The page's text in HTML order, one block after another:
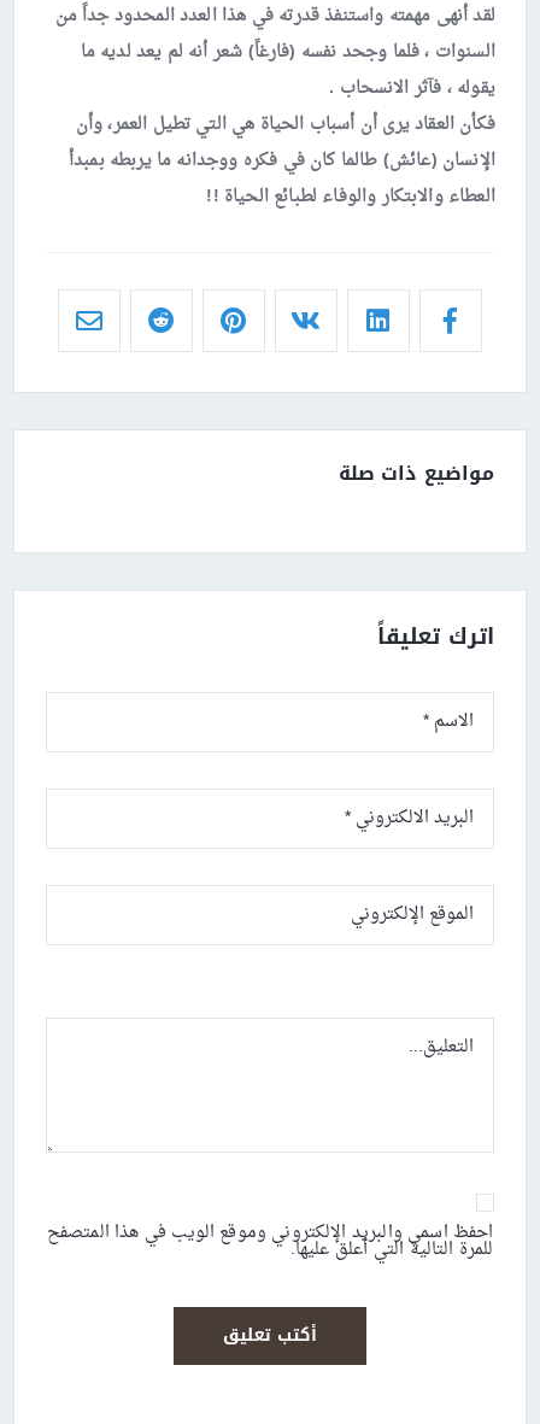
لقد أنهى مهمته واستنفذ قدرته في هذا العدد المحدود جداً من
السنوات ، فلما وجحد نفسه (فارغاً) شعر أنه لم يعد لديه ما
يقوله ، فآثر الانسحاب .
فكأن العقاد يرى أن أسباب الحياة هي التي تطيل العمر، وأن
الإنسان (عائش) طالما كان في فكره ووجدانه ما يربطه بمبدأ
العطاء والابتكار والوفاء لطبائع الحياة !!
مواضيع ذات صلة
اترك تعليقاً
احفظ اسمي والبريد الإلكتروني وموقع الويب في هذا المتصفح
للمرة التالية التي أعلق عليها.